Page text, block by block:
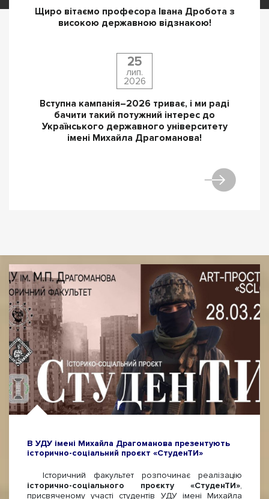
Щиро вітаємо професора Івана Дробота з
високою державною відзнакою!
25
лип.
2026
Вступна кампанія–2026 триває, і ми раді
бачити такий потужний інтерес до
Українського державного університету
імені Михайла Драгоманова!
В УДУ імені Михайла Драгоманова презентують
історично-соціальний проєкт «СтуденТИ»
Історичний факультет розпочинає реалізацію
історично-соціального проєкту «СтуденТИ»,
присвяченому участі студентів УДУ імені Михайла